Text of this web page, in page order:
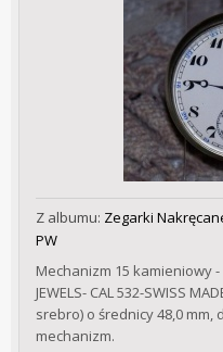
Z albumu: Zegarki
PW
Mechanizm 15 kamieniowy -
JEWELS- CAL 532-SWISS
srebro) o średnicy 48,0
mechanizm.